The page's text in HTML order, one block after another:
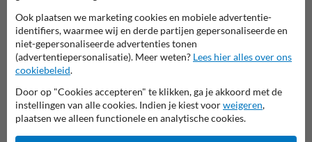
Stel je vraag aan Huisnummerpaal.be
Ook plaatsen we marketing cookies en mobiele advertentie-
identifiers, waarmee wij en derde partijen gepersonaliseerde en
niet-gepersonaliseerde advertenties tonen
(advertentiepersonalisatie). Meer weten? Lees hier alles over ons
cookiebeleid.
Door op "Cookies accepteren" te klikken, ga je akkoord met de
instellingen van alle cookies. Indien je kiest voorweigeren,
plaatsen we alleen functionele en analytische cookies.